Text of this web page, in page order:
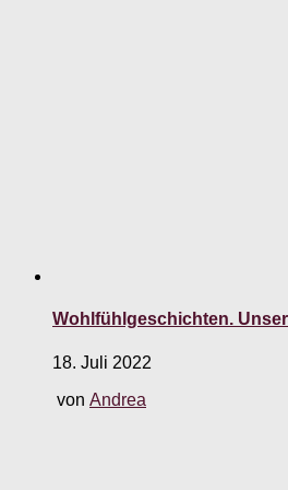
Wohlfühlgeschichten.
18. Juli 2022
von Andrea